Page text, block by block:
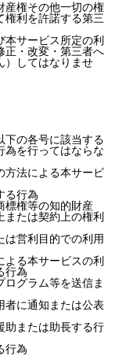
権その他一切の権
権利を許諾する第三
サービス所定の利
正・改変・第三者へ
）してはなりませ
下の各号に該当する
為を行ってはならな
法による本サービ
る行為
権等の知的財産
たは契約上の権利
営利目的での利用
る本サービスの利
行為
グラム等を送信ま
に通知または公表
または助長する行
行為